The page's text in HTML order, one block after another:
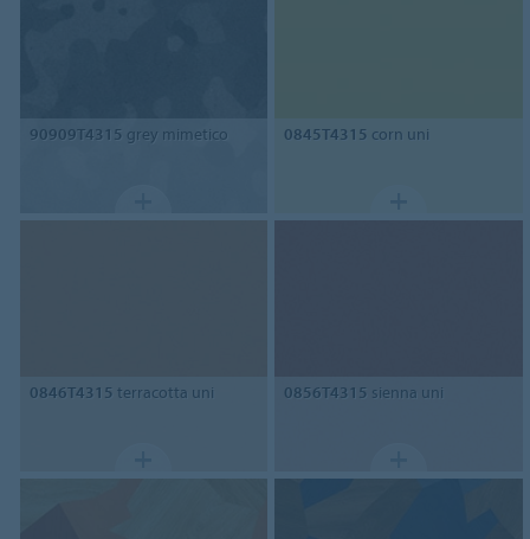
90909T4315 grey mimetico 0845T4315 corn uni
0846T4315 terracotta uni 0856T4315 sienna uni